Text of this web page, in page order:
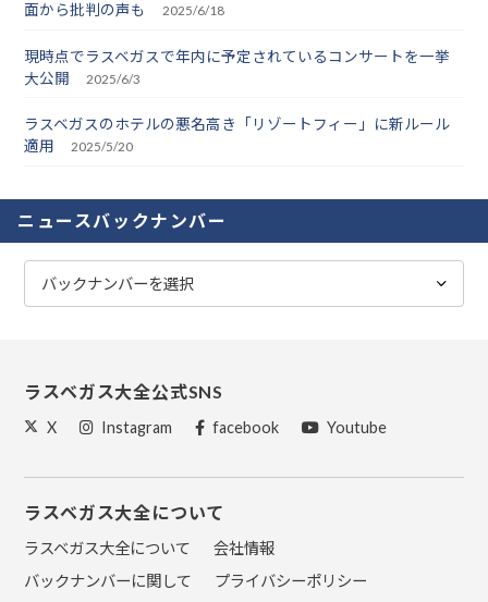
面から批判の声も
2025/6/18
現時点でラスベガスで年内に予定されているコンサートを一挙
大公開
2025/6/3
ラスベガスのホテルの悪名高き「リゾートフィー」に新ルール
適用
2025/5/20
ニュースバックナンバー
ラスベガス大全公式SNS
X Instagram facebook Youtube
ラスベガス大全について
ラスベガス大全について
会社情報
バックナンバーに関して
プライバシーポリシー